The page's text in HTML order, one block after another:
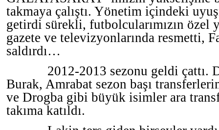
takmaya çalıştı. Yönetim içindeki
getirdi sürekli, futbolcularımızın özel
gazete ve televizyonlarında resmetti,
saldırdı…
2012-2013 sezonu geldi çattı.
Burak, Amrabat sezon başı
ve Drogba gibi büyük isimler ara
takıma katıldı.